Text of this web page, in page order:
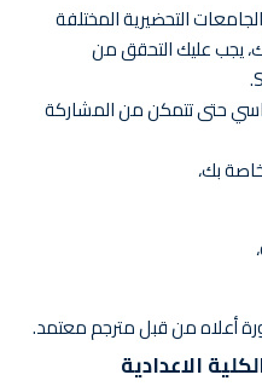
التحضيرية المختلفة
يجب عليك التحقق من
حتى تتمكن من المشاركة
بك،
أعلاه من قبل مترجم معتمد.
الاعدادية